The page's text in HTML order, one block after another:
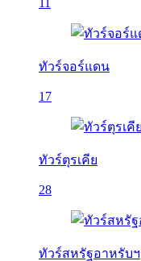
11
ทัวร์จอร์แดน
17
ทัวร์ตุรเคีย
28
ทัวร์สหรัฐอาหรับฯ